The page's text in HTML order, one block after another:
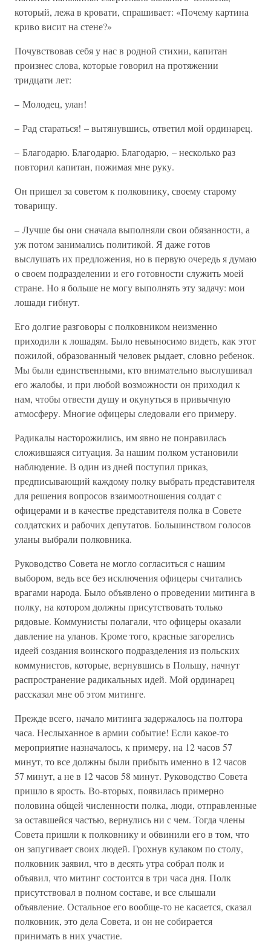
который, лежа в кровати, спрашивает: «Почему картина
криво висит на стене?»
Почувствовав себя у нас в родной стихии, капитан
произнес слова, которые говорил на протяжении
тридцати лет:
– Молодец, улан!
– Рад стараться! – вытянувшись, ответил мой ординарец.
– Благодарю. Благодарю. Благодарю, – несколько раз
повторил капитан, пожимая мне руку.
Он пришел за советом к полковнику, своему старому
товарищу.
– Лучше бы они сначала выполняли свои обязанности, а
уж потом занимались политикой. Я даже готов
выслушать их предложения, но в первую очередь я думаю
о своем подразделении и его готовности служить моей
стране. Но я больше не могу выполнять эту задачу: мои
лошади гибнут.
Его долгие разговоры с полковником неизменно
приходили к лошадям. Было невыносимо видеть, как этот
пожилой, образованный человек рыдает, словно ребенок.
Мы были единственными, кто внимательно выслушивал
его жалобы, и при любой возможности он приходил к
нам, чтобы отвести душу и окунуться в привычную
атмосферу. Многие офицеры следовали его примеру.
Радикалы насторожились, им явно не понравилась
сложившаяся ситуация. За нашим полком установили
наблюдение. В один из дней поступил приказ,
предписывающий каждому полку выбрать представителя
для решения вопросов взаимоотношения солдат с
офицерами и в качестве представителя полка в Совете
солдатских и рабочих депутатов. Большинством голосов
уланы выбрали полковника.
Руководство Совета не могло согласиться с нашим
выбором, ведь все без исключения офицеры считались
врагами народа. Было объявлено о проведении митинга в
полку, на котором должны присутствовать только
рядовые. Коммунисты полагали, что офицеры оказали
давление на уланов. Кроме того, красные загорелись
идеей создания воинского подразделения из польских
коммунистов, которые, вернувшись в Польшу, начнут
распространение радикальных идей. Мой ординарец
рассказал мне об этом митинге.
Прежде всего, начало митинга задержалось на полтора
часа. Неслыханное в армии событие! Если какое-то
мероприятие назначалось, к примеру, на 12 часов 57
минут, то все должны были прибыть именно в 12 часов
57 минут, а не в 12 часов 58 минут. Руководство Совета
пришло в ярость. Во-вторых, появилась примерно
половина общей численности полка, люди, отправленные
за оставшейся частью, вернулись ни с чем. Тогда члены
Совета пришли к полковнику и обвинили его в том, что
он запугивает своих людей. Грохнув кулаком по столу,
полковник заявил, что в десять утра собрал полк и
объявил, что митинг состоится в три часа дня. Полк
присутствовал в полном составе, и все слышали
объявление. Остальное его вообще-то не касается, сказал
полковник, это дела Совета, и он не собирается
принимать в них участие.